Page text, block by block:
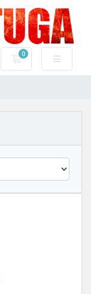
0
Carrinho de